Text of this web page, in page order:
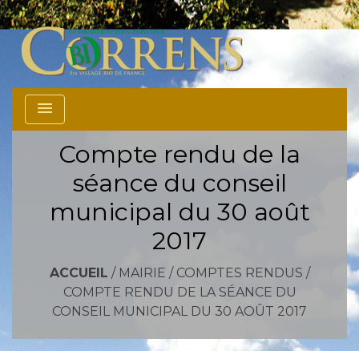
menu
Compte rendu de la
séance du conseil
municipal du 30 août
2017
ACCUEIL / MAIRIE / COMPTES RENDUS /
COMPTE RENDU DE LA SÉANCE DU
CONSEIL MUNICIPAL DU 30 AOÛT 2017